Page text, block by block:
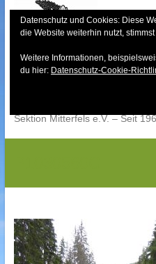
content
Bayerischer
Sektion Mitterfels e.V. – Seit
Datenschutz und Cookies: Diese
die Website weiterhin nutzt,
Weitere Informationen,
du hier: Datenschutz-Cookie-